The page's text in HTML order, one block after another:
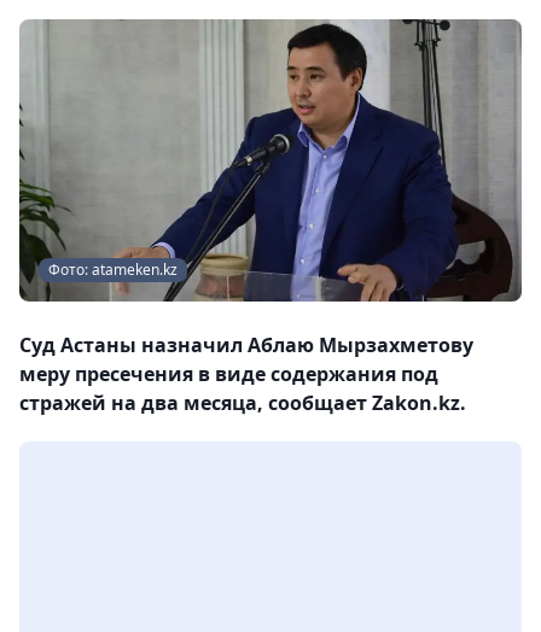
Фото: atameken.kz
Суд Астаны назначил Аблаю Мырзахметову
меру пресечения в виде содержания под
стражей на два месяца, сообщает Zakon.kz.